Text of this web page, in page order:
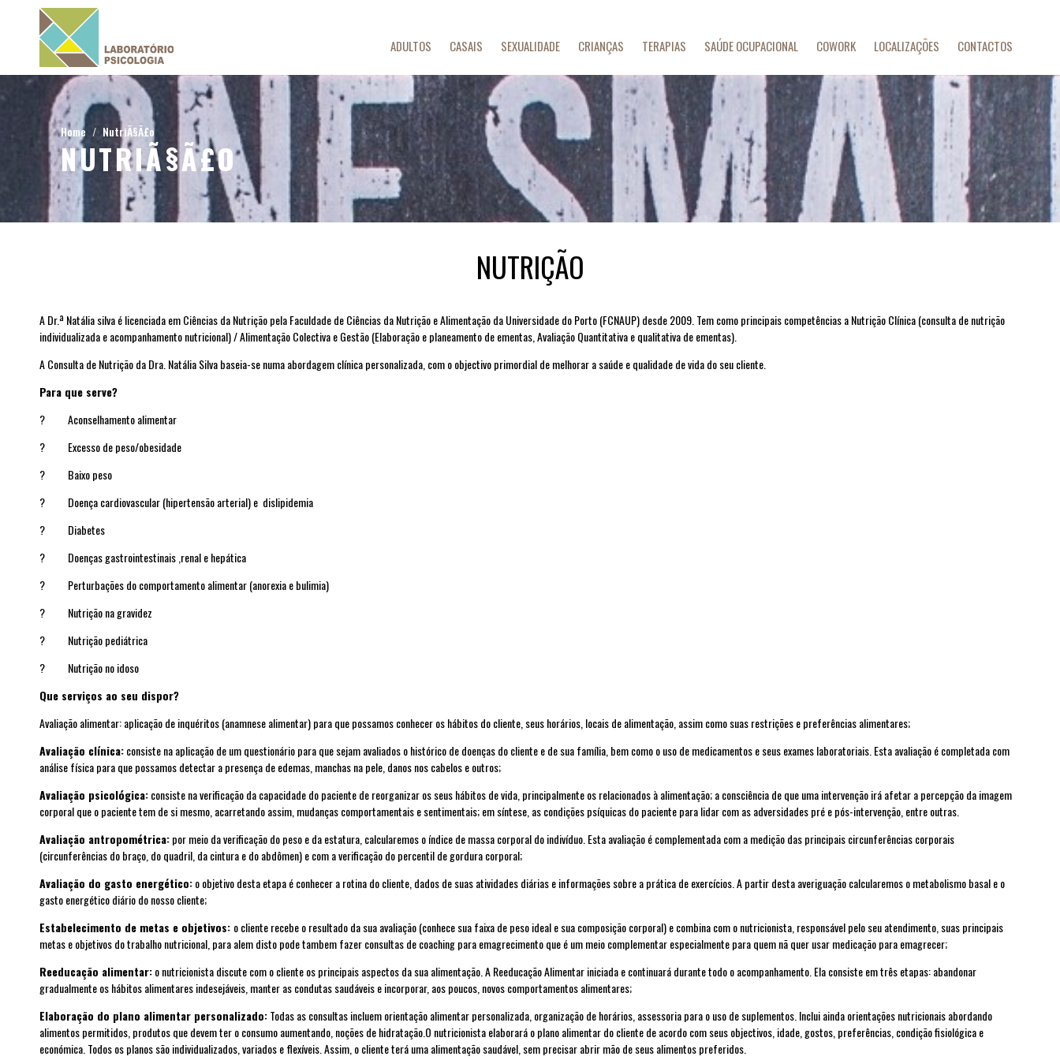
ADULTOS CASAIS SEXUALIDADE CRIANÇAS TERAPIAS SAÚDE OCUPACIONAL COWORK LOCALIZAÇÕES CONTACTOS
Home NutriÃ§Ã£o
NUTRIÃ§Ã£O
NUTRIÇÃO
A Dr.ª Natália silva é licenciada em Ciências da Nutrição pela Faculdade de Ciências da Nutrição e Alimentação da Universidade do Porto (FCNAUP) desde 2009. Tem como principais competências a Nutrição Clínica (consulta de nutrição
individualizada e acompanhamento nutricional) / Alimentação Colectiva e Gestão (Elaboração e planeamento de ementas, Avaliação Quantitativa e qualitativa de ementas).
A Consulta de Nutrição da Dra. Natália Silva baseia-se numa abordagem clínica personalizada, com o objectivo primordial de melhorar a saúde e qualidade de vida do seu cliente.
Para que serve?
?
Aconselhamento alimentar
?
Excesso de peso/obesidade
?
Baixo peso
?
Doença cardiovascular (hipertensão arterial) e dislipidemia
?
Diabetes
?
Doenças gastrointestinais ,renal e hepática
?
Perturbações do comportamento alimentar (anorexia e bulimia)
?
Nutrição na gravidez
?
Nutrição pediátrica
?
Nutrição no idoso
Que serviços ao seu dispor?
Avaliação alimentar: aplicação de inquéritos (anamnese alimentar) para que possamos conhecer os hábitos do cliente, seus horários, locais de alimentação, assim como suas restrições e preferências alimentares;
Avaliação clínica:consiste na aplicação de um questionário para que sejam avaliados o histórico de doenças do cliente e de sua família, bem como o uso de medicamentos e seus exames laboratoriais. Esta avaliação é completada com
análise física para que possamos detectar a presença de edemas, manchas na pele, danos nos cabelos e outros;
Avaliação psicológica:consiste na verificação da capacidade do paciente de reorganizar os seus hábitos de vida, principalmente os relacionados à alimentação; a consciência de que uma intervenção irá afetar a percepção da imagem
corporal que o paciente tem de si mesmo, acarretando assim, mudanças comportamentais e sentimentais; em síntese, as condições psíquicas do paciente para lidar com as adversidades pré e pós-intervenção, entre outras.
Avaliação antropométrica:por meio da verificação do peso e da estatura, calcularemos o índice de massa corporal do indivíduo. Esta avaliação é complementada com a medição das principais circunferências corporais
(circunferências do braço, do quadril, da cintura e do abdômen) e com a verificação do percentil de gordura corporal;
Avaliação do gasto energético:o objetivo desta etapa é conhecer a rotina do cliente, dados de suas atividades diárias e informações sobre a prática de exercícios. A partir desta averiguação calcularemos o metabolismo basal e o
gasto energético diário do nosso cliente;
Estabelecimento de metas e objetivos: o cliente recebe o resultado da sua avaliação (conhece sua faixa de peso ideal e sua composição corporal) e combina com o nutricionista, responsável pelo seu atendimento, suas principais
metas e objetivos do trabalho nutricional, para alem disto pode tambem fazer consultas de coaching para emagrecimento que é um meio complementar especialmente para quem nã quer usar medicação para emagrecer;
Reeducação alimentar:o nutricionista discute com o cliente os principais aspectos da sua alimentação. A Reeducação Alimentar iniciada e continuará durante todo o acompanhamento. Ela consiste em três etapas: abandonar
gradualmente os hábitos alimentares indesejáveis, manter as condutas saudáveis e incorporar, aos poucos, novos comportamentos alimentares;
Elaboração do plano alimentar personalizado:Todas as consultas incluem orientação alimentar personalizada, organização de horários, assessoria para o uso de suplementos. Inclui ainda orientações nutricionais abordando
alimentos permitidos, produtos que devem ter o consumo aumentando, noções de hidratação.O nutricionista elaborará o plano alimentar do cliente de acordo com seus objectivos, idade, gostos, preferências, condição fisiológica e
económica. Todos os planos são individualizados, variados e flexíveis. Assim, o cliente terá uma alimentação saudável, sem precisar abrir mão de seus alimentos preferidos.